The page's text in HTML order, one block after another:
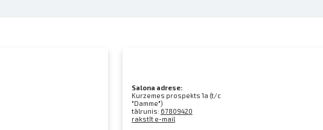
Salona adrese:
Kurzemes prospekts 1a (t/c
"Damme")
tālrunis: 67809420
rakstīt e-mail